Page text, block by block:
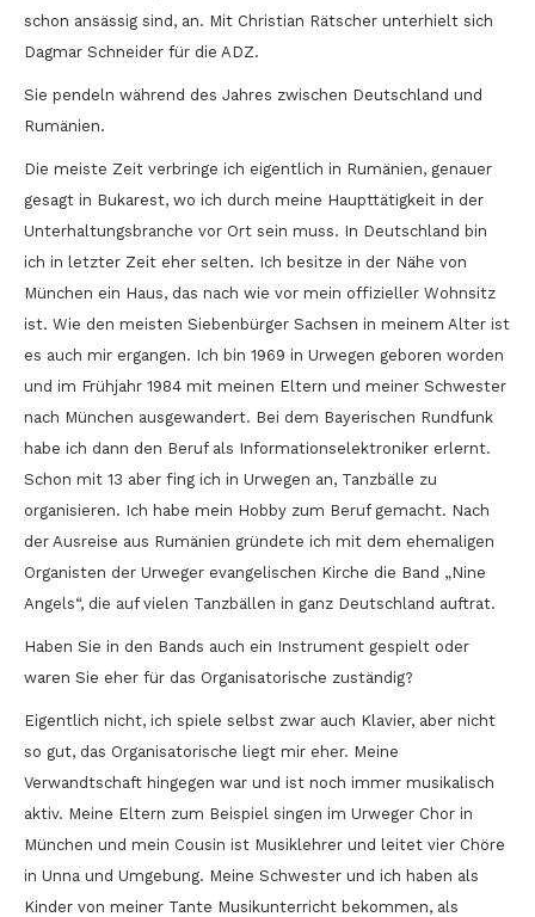
schon ansässig sind, an. Mit Christian Rätscher unterhielt sich
Dagmar Schneider für die ADZ.
Sie pendeln während des Jahres zwischen Deutschland und
Rumänien.
Die meiste Zeit verbringe ich eigentlich in Rumänien, genauer
gesagt in Bukarest, wo ich durch meine Haupttätigkeit in der
Unterhaltungsbranche vor Ort sein muss. In Deutschland bin
ich in letzter Zeit eher selten. Ich besitze in der Nähe von
München ein Haus, das nach wie vor mein offizieller Wohnsitz
ist. Wie den meisten Siebenbürger Sachsen in meinem Alter ist
es auch mir ergangen. Ich bin 1969 in Urwegen geboren worden
und im Frühjahr 1984 mit meinen Eltern und meiner Schwester
nach München ausgewandert. Bei dem Bayerischen Rundfunk
habe ich dann den Beruf als Informationselektroniker erlernt.
Schon mit 13 aber fing ich in Urwegen an, Tanzbälle zu
organisieren. Ich habe mein Hobby zum Beruf gemacht. Nach
der Ausreise aus Rumänien gründete ich mit dem ehemaligen
Organisten der Urweger evangelischen Kirche die Band „Nine
Angels“, die auf vielen Tanzbällen in ganz Deutschland auftrat.
Haben Sie in den Bands auch ein Instrument gespielt oder
waren Sie eher für das Organisatorische zuständig?
Eigentlich nicht, ich spiele selbst zwar auch Klavier, aber nicht
so gut, das Organisatorische liegt mir eher. Meine
Verwandtschaft hingegen war und ist noch immer musikalisch
aktiv. Meine Eltern zum Beispiel singen im Urweger Chor in
München und mein Cousin ist Musiklehrer und leitet vier Chöre
in Unna und Umgebung. Meine Schwester und ich haben als
Kinder von meiner Tante Musikunterricht bekommen, als